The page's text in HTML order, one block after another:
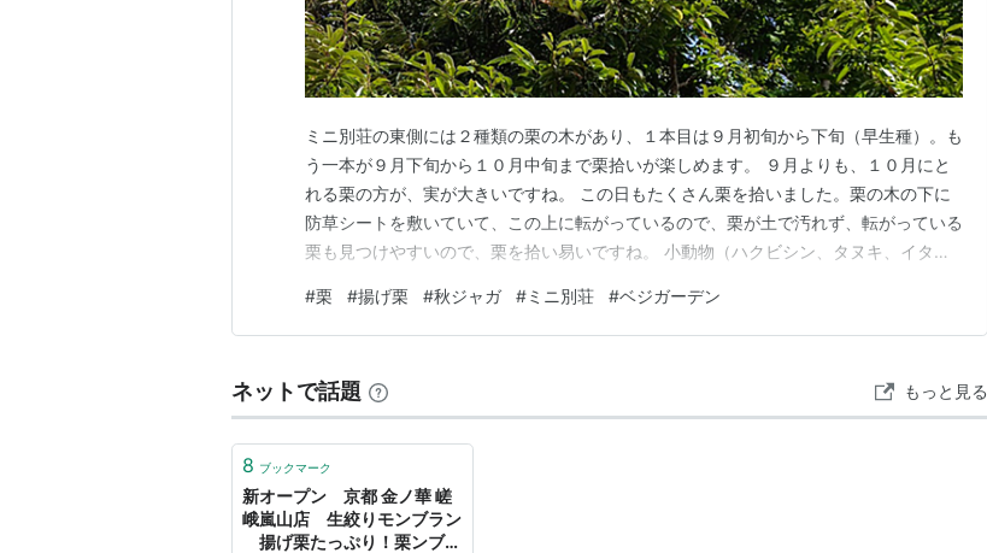
ミニ別荘の東側には２種類の栗の木があり、１本目は９月初旬から下旬（早生種）。も
う一本が９月下旬から１０月中旬まで栗拾いが楽しめます。 ９月よりも、１０月にと
れる栗の方が、実が大きいですね。 この日もたくさん栗を拾いました。栗の木の下に
防草シートを敷いていて、この上に転がっているので、栗が土で汚れず、転がっている
栗も見つけやすいので、栗を拾い易いですね。 小動物（ハクビシン、タヌキ、イタ
うための道具としてトングを使用するのが良いのですが、持っていないので、腰を曲げ
ながら栗拾いを行います。さすがに３０分も栗拾いをしている…
#栗 #揚げ栗 #秋ジャガ #ミニ別荘 #ベジガーデン
ネットで話題 もっと見る
8 ブックマーク
新オープン 京都 金ノ華 嵯
峨嵐山店 生絞りモンブラン
揚げ栗たっぷり！栗ンブラ